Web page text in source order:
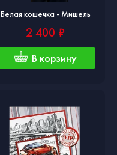
Белая кошечка - Мишель
2 400 ₽
В корзину